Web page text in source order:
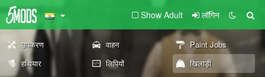
Show Adult लॉगिन
उपकरण वाहन
Paint Jobs
हथियार
लिपियों
खिलाड़ी